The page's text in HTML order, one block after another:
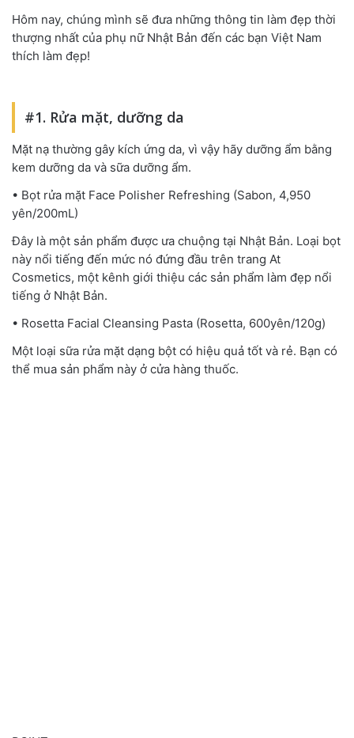
Hôm nay, chúng mình sẽ đưa những thông tin làm đẹp thời
thượng nhất của phụ nữ Nhật Bản đến các bạn Việt Nam
thích làm đẹp!
#1. Rửa mặt, dưỡng da
Mặt nạ thường gây kích ứng da, vì vậy hãy dưỡng ẩm bằng
kem dưỡng da và sữa dưỡng ẩm.
• Bọt rửa mặt Face Polisher Refreshing (Sabon, 4,950
yên/200mL)
Đây là một sản phẩm được ưa chuộng tại Nhật Bản. Loại bọt
này nổi tiếng đến mức nó đứng đầu trên trang At
Cosmetics, một kênh giới thiệu các sản phẩm làm đẹp nổi
tiếng ở Nhật Bản.
• Rosetta Facial Cleansing Pasta (Rosetta, 600yên/120g)
Một loại sữa rửa mặt dạng bột có hiệu quả tốt và rẻ. Bạn có
thể mua sản phẩm này ở cửa hàng thuốc.